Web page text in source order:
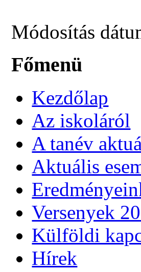
Módosítás
Főmenü
Kezdőlap
Az iskoláról
A tanév
Aktuális
Versenyek
Külföldi
Hírek